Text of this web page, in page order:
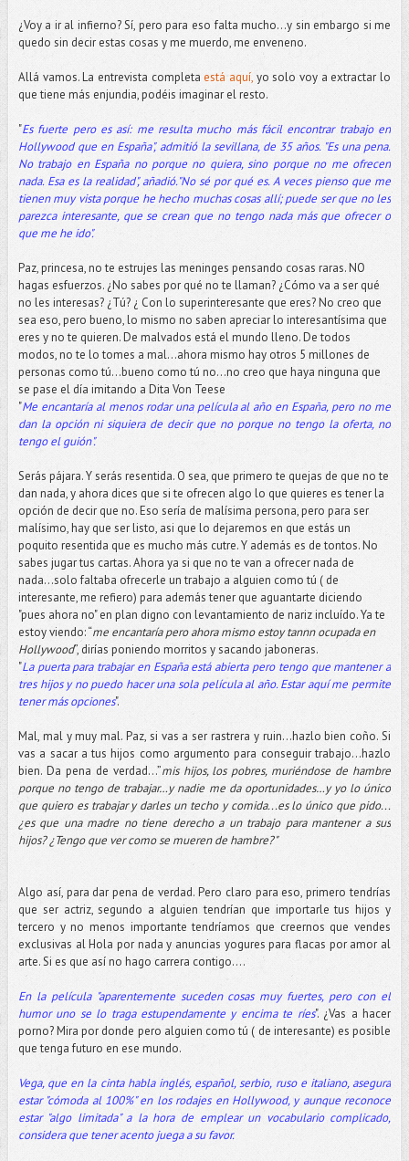
¿Voy a ir al infierno? Sí, pero para eso falta mucho…y sin embargo si me
quedo sin decir estas cosas y me muerdo, me enveneno.
Allá vamos. La entrevista completaestá aquí, yo solo voy a extractar lo
que tiene más enjundia, podéis imaginar el resto.
"Es fuerte pero es así: me resulta mucho más fácil encontrar trabajo en
Hollywood que en España", admitió la sevillana, de 35 años. "Es una pena.
No trabajo en España no porque no quiera, sino porque no me ofrecen
nada. Esa es la realidad", añadió."No sé por qué es. A veces pienso que me
tienen muy vista porque he hecho muchas cosas allí; puede ser que no les
parezca interesante, que se crean que no tengo nada más que ofrecer o
que me he ido".
Paz, princesa, no te estrujes las meninges pensando cosas raras. NO
hagas esfuerzos. ¿No sabes por qué no te llaman? ¿Cómo va a ser qué
no les interesas? ¿Tú? ¿ Con lo superinteresante que eres? No creo que
sea eso, pero bueno, lo mismo no saben apreciar lo interesantísima que
eres y no te quieren. De malvados está el mundo lleno. De todos
modos, no te lo tomes a mal...ahora mismo hay otros 5 millones de
personas como tú…bueno como tú no...no creo que haya ninguna que
se pase el día imitando a Dita Von Teese
"Me encantaría al menos rodar una película al año en España, pero no me
dan la opción ni siquiera de decir que no porque no tengo la oferta, no
tengo el guión".
Serás pájara. Y serás resentida. O sea, que primero te quejas de que no te
dan nada, y ahora dices que si te ofrecen algo lo que quieres es tener la
opción de decir que no. Eso sería de malísima persona, pero para ser
malísimo, hay que ser listo, asi que lo dejaremos en que estás un
poquito resentida que es mucho más cutre. Y además es de tontos. No
sabes jugar tus cartas. Ahora ya si que no te van a ofrecer nada de
nada...solo faltaba ofrecerle un trabajo a alguien como tú ( de
interesante, me refiero) para además tener que aguantarte diciendo
"pues ahora no" en plan digno con levantamiento de nariz incluído. Ya te
estoy viendo: “me encantaría pero ahora mismo estoy tannn ocupada en
Hollywood”, dirías poniendo morritos y sacando jaboneras.
"La puerta para trabajar en España está abierta pero tengo que mantener a
tres hijos y no puedo hacer una sola película al año. Estar aquí me permite
tener más opciones".
Mal, mal y muy mal. Paz, si vas a ser rastrera y ruin…hazlo bien coño. Si
vas a sacar a tus hijos como argumento para conseguir trabajo...hazlo
bien. Da pena de verdad...”mis hijos, los pobres, muriéndose de hambre
porque no tengo de trabajar…y nadie me da oportunidades…y yo lo único
que quiero es trabajar y darles un techo y comida...es lo único que pido...
¿es que una madre no tiene derecho a un trabajo para mantener a sus
hijos? ¿Tengo que ver como se mueren de hambre?"
Algo así, para dar pena de verdad. Pero claro para eso, primero tendrías
que ser actriz, segundo a alguien tendrían que importarle tus hijos y
tercero y no menos importante tendríamos que creernos que vendes
exclusivas al Hola por nada y anuncias yogures para flacas por amor al
arte. Si es que así no hago carrera contigo….
En la película "aparentemente suceden cosas muy fuertes, pero con el
humor uno se lo traga estupendamente y encima te ríes". ¿Vas a hacer
porno? Mira por donde pero alguien como tú ( de interesante) es posible
que tenga futuro en ese mundo.
Vega, que en la cinta habla inglés, español, serbio, ruso e italiano, asegura
estar "cómoda al 100%" en los rodajes en Hollywood, y aunque reconoce
estar "algo limitada" a la hora de emplear un vocabulario complicado,
considera que tener acento juega a su favor.